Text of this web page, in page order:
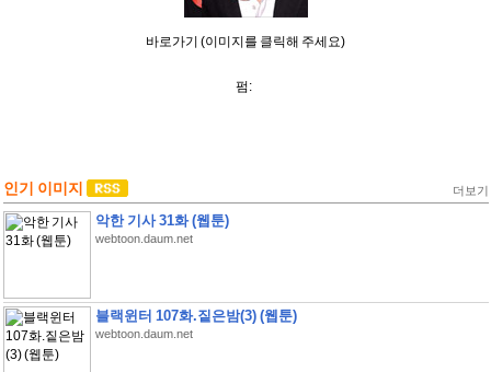
바로가기 (이미지를 클릭해 주세요)
펌:
인기 이미지 더보기
악한 기사 31화 (웹툰)
webtoon.daum.net
블랙윈터 107화.짙은밤(3) (웹툰)
webtoon.daum.net